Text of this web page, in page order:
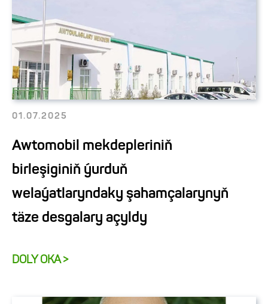
01.07.2025
Awtomobil mekdepleriniň
birleşiginiň ýurduň
welaýatlaryndaky şahamçalarynyň
täze desgalary açyldy
DOLY OKA >